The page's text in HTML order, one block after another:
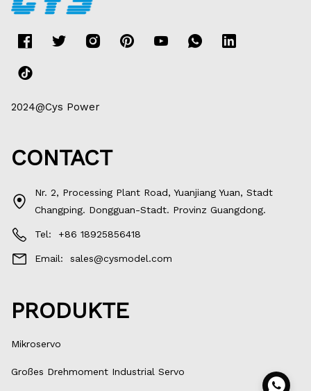
2024@Cys Power
CONTACT
Nr. 2, Processing Plant Road, Yuanjiang Yuan, Stadt
Changping. Dongguan-Stadt. Provinz Guangdong.
Tel: +86 18925856418
Email: sales@cysmodel.com
PRODUKTE
Mikroservo
Großes Drehmoment Industrial Servo